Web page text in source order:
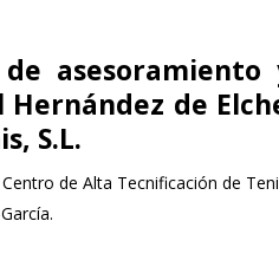
asesoramiento
de
S.L.
de Alta Tecnificación de